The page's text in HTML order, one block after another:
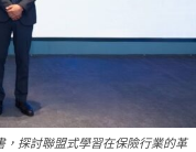
探討聯盟式學習在保險行業的革